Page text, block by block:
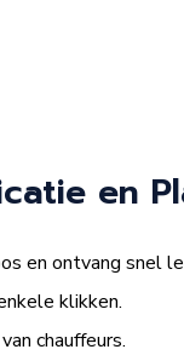
en
en ontvang snel
klikken.
chauffeurs.